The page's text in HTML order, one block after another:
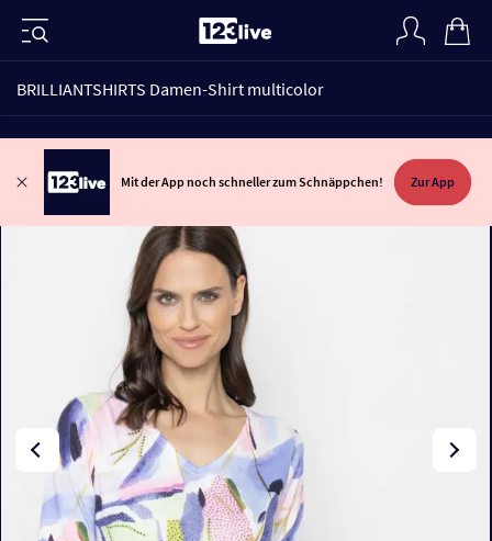
BRILLIANTSHIRTS Damen-Shirt multicolor
Mit der App noch schneller zum Schnäppchen! Zur App